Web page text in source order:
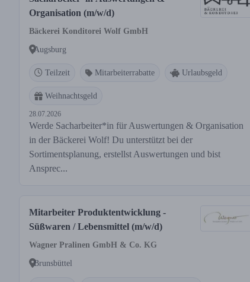
Organisation (m/w/d)
Bäckerei Konditorei Wolf GmbH
Augsburg
Teilzeit Mitarbeiterrabatte Urlaubsgeld
Weihnachtsgeld
28.07.2026
Werde Sacharbeiter*in für Auswertungen & Organisation
in der Bäckerei Wolf! Du unterstützt bei der
Sortimentsplanung, erstellst Auswertungen und bist
Ansprec...
Mitarbeiter Produktentwicklung -
Süßwaren / Lebensmittel (m/w/d)
Wagner Pralinen GmbH & Co. KG
Brunsbüttel